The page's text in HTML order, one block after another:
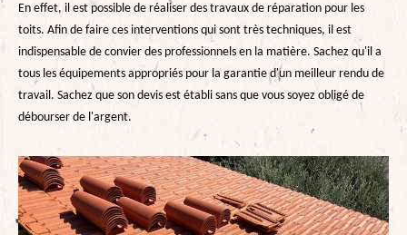
En effet, il est possible de réaliser des travaux de réparation pour les
toits. Afin de faire ces interventions qui sont très techniques, il est
indispensable de convier des professionnels en la matière. Sachez qu'il a
tous les équipements appropriés pour la garantie d'un meilleur rendu de
travail. Sachez que son devis est établi sans que vous soyez obligé de
débourser de l'argent.